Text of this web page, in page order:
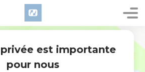
eux. Maintenant, ils ne sont pas
un violent tremblement de terre. Le
un vêtement de deuil, et toute la
est importante
pour nous